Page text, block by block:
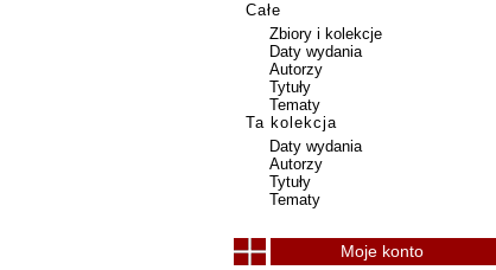
Całe
Zbiory i kolekcje
Daty wydania
Autorzy
Tytuły
Tematy
Ta kolekcja
Daty wydania
Autorzy
Tytuły
Tematy
Moje konto